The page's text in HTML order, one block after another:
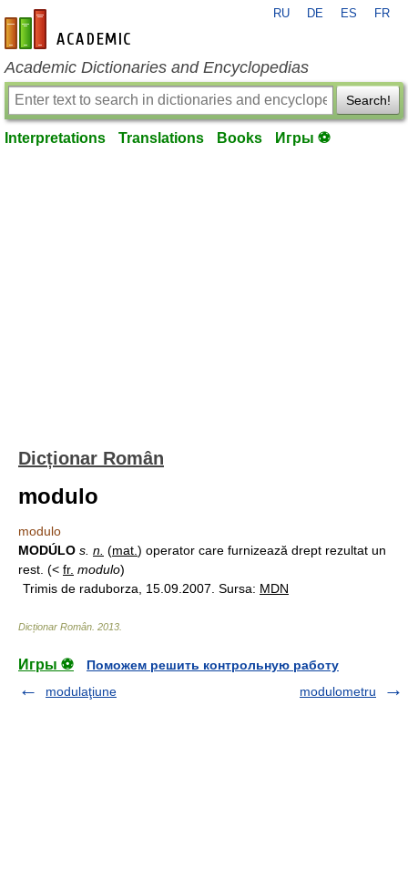
en-academic.com
RU DE ES FR
Academic Dictionaries and Encyclopedias
Search!
Interpretations Translations Books Игры ⚽
Dicționar Român
modulo
modulo
MODÚLO s. n. (mat. ) operator care furnizează drept rezultat un
rest. (< fr. modulo)
Trimis de raduborza, 15.09.2007. Sursa: MDN
Dicționar Român 2013
Игры ⚽
Поможем решить контрольную работу
modulaţiune
modulometru